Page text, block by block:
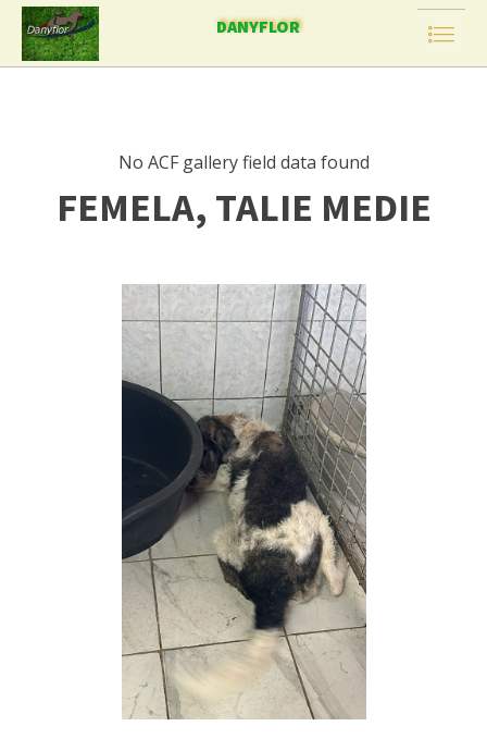
DANYFLOR
No ACF gallery field data found
FEMELA, TALIE MEDIE